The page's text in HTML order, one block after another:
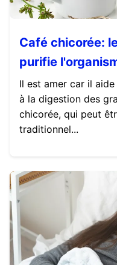
Café chicorée:
purifie
Il est amer car il
à la digestion des
chicorée, qui peut
traditionnel...